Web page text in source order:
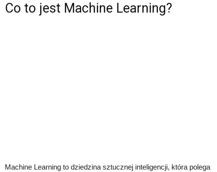
Co to jest Machine Learning?
Machine Learning to dziedzina sztucznej inteligencji, która polega